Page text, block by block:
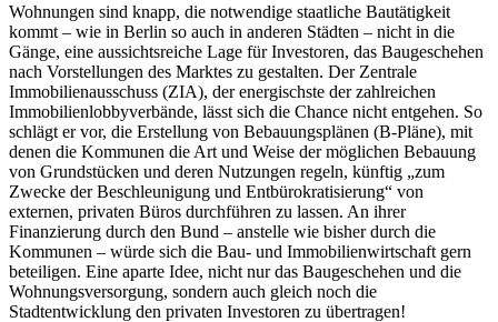
Wohnungen sind knapp, die notwendige staatliche Bautätigkeit
kommt – wie in Berlin so auch in anderen Städten – nicht in die
Gänge, eine aussichtsreiche Lage für Investoren, das Baugeschehen
nach Vorstellungen des Marktes zu gestalten. Der Zentrale
Immobilienausschuss (ZIA), der energischste der zahlreichen
Immobilienlobbyverbände, lässt sich die Chance nicht entgehen. So
schlägt er vor, die Erstellung von Bebauungsplänen (B-Pläne), mit
denen die Kommunen die Art und Weise der möglichen Bebauung
von Grundstücken und deren Nutzungen regeln, künftig „zum
Zwecke der Beschleunigung und Entbürokratisierung“ von
externen, privaten Büros durchführen zu lassen. An ihrer
Finanzierung durch den Bund – anstelle wie bisher durch die
Kommunen – würde sich die Bau- und Immobilienwirtschaft gern
beteiligen. Eine aparte Idee, nicht nur das Baugeschehen und die
Wohnungsversorgung, sondern auch gleich noch die
Stadtentwicklung den privaten Investoren zu übertragen!